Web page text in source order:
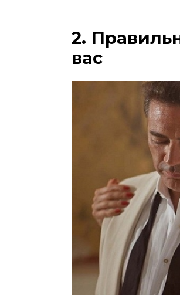
2.
вас